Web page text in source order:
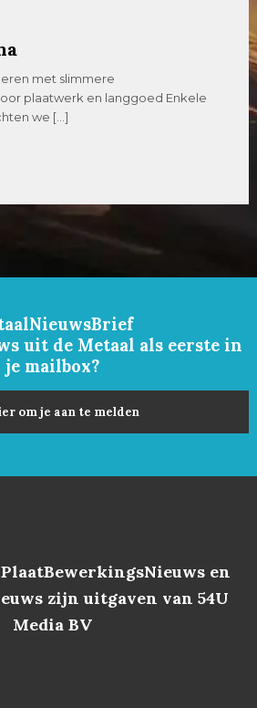
met slimmere
plaatwerk en langgoed Enkele
we […]
uit de Metaal als eerste in
je mailbox?
om je aan te melden
en
zijn uitgaven van 54U
Media BV